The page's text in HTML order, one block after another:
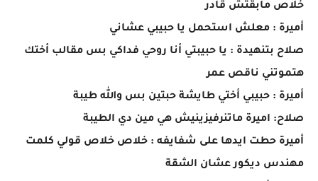
خلاص مابقتش قادر
أميرة : معلش استحمل يا حبيبي عشاني
صلاح بتنهيدة : يا حبيبتي أنا روحي فداكي بس مقالب أختك
هتموتني ناقص عمر
أميرة : حبيبي أختي طايشة حبتين بس والله طيبة
صلاح: اميرة ماتنرفيزينيش هي مين دي الطيبة
أميرة حطت ايدها على شفايفه : خلاص خلاص قولي كلمت
مهندس ديكور عشان الشقة